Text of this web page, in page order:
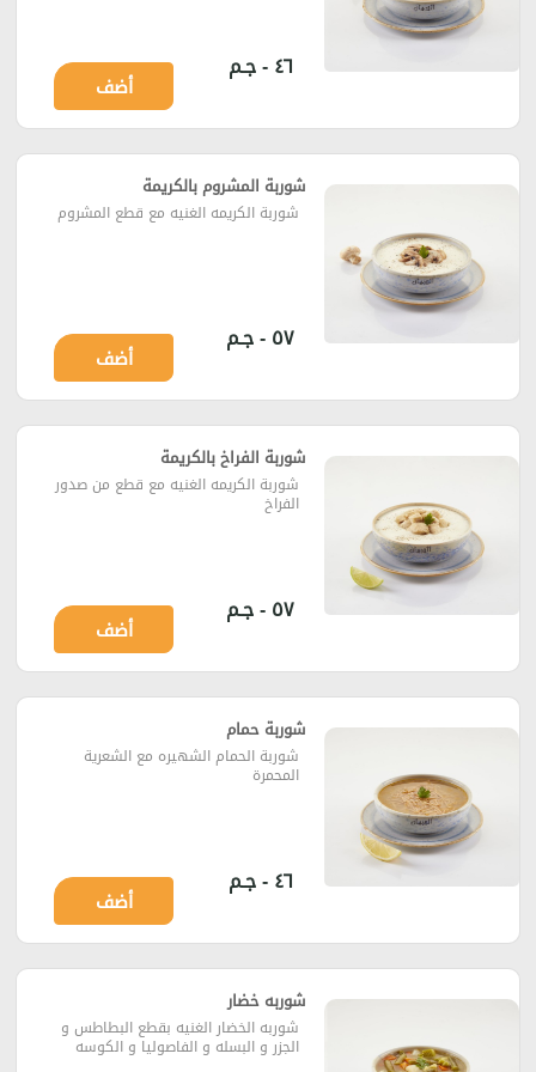
٤٦ - جـم
أضف
شوربة المشروم بالكريمة
شوربة الكريمه الغنيه مع قطع المشروم
٥٧ - جـم
أضف
شوربة الفراخ بالكريمة
شوربة الكريمه الغنيه مع قطع من صدور
الفراخ
٥٧ - جـم
أضف
شوربة حمام
شوربة الحمام الشهيره مع الشعرية
المحمرة
٤٦ - جـم
أضف
شوربه خضار
شوربه الخضار الغنيه بقطع البطاطس و
الجزر و البسله و الفاصوليا و الكوسه